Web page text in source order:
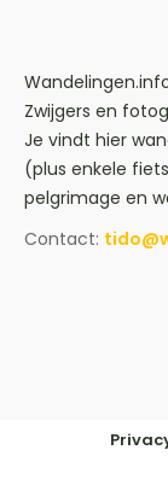
Zwijgers en
Je vindt hier
(plus enkele
pelgrimage en
Contact: